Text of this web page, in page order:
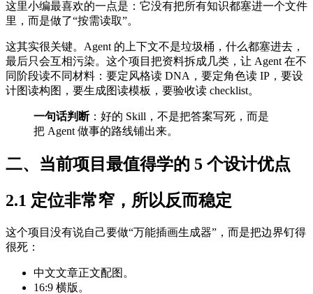
这里小编最喜欢的一点是：它没有把所有知识都塞进一个文件
里，而是做了“按需读取”。
这其实很关键。Agent 的上下文不是垃圾桶，什么都塞进去，
最后只会互相污染。这个项目把资料拆成几类，让 Agent 在不
同阶段读不同材料：要定风格读 DNA，要定角色读 IP，要设
计图读构图，要生成图读模板，要验收读 checklist。
一句话判断：好的 Skill，不是把答案写死，而是
把 Agent 做事的路线铺出来。
二、当前项目最值得学的 5 个设计优点
2.1 定位非常窄，所以反而稳定
这个项目没有说自己要做“万能插画生成器”，而是把边界钉得
很死：
中文文章正文配图。
16:9 横版。